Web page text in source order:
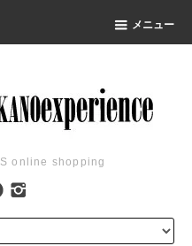
メニュー
online shopping